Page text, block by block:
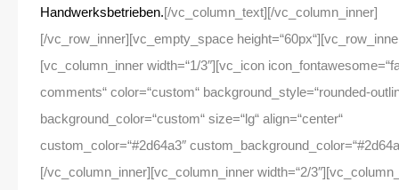
Handwerksbetrieben.[/vc_column_text][/vc_column_inner]
[/vc_row_inner][vc_empty_space
[vc_column_inner width=“1/3″][vc_icon
comments“ color=“custom“ background_style=“rounded-
background_color=“custom“ size=“lg“ align=“center“
custom_color=“#2d64a3″
[/vc_column_inner][vc_column_inner width=“2/